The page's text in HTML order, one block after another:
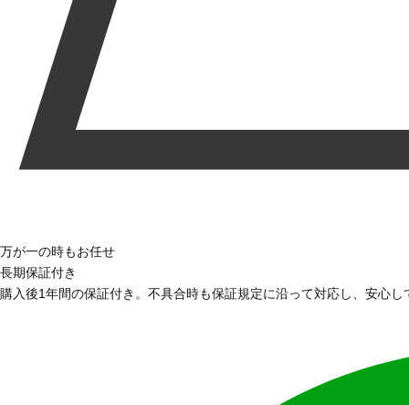
万が一の時もお任せ
長期保証付き
購入後1年間の保証付き。不具合時も保証規定に沿って対応し、安心